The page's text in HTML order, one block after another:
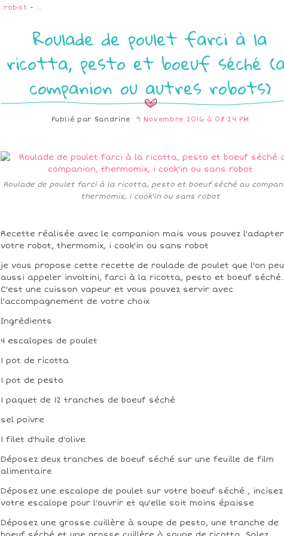
robot - …
Roulade de poulet farci à la
ricotta, pesto et boeuf séché
companion ou autres robots)
Publié par Sandrine 9 Novembre 2016 à 08:24 PM
Roulade de poulet farci à la ricotta, pesto et boeuf séché au
thermomix, i cook'in ou sans robot
Recette réalisée avec le companion mais vous pouvez
votre robot, thermomix, i cook'in ou sans robot
je vous propose cette recette de roulade de poulet que l'on
aussi appeler involtini, farci à la ricotta, pesto et boeuf séché.
C'est une cuisson vapeur et vous pouvez servir avec
l'accompagnement de votre choix
Ingrédients
4 escalopes de poulet
1 pot de ricotta
1 pot de pesto
1 paquet de 12 tranches de boeuf séché
sel poivre
1 filet d'huile d'olive
Déposez deux tranches de boeuf séché sur une feuille de film
alimentaire
Déposez une escalope de poulet sur votre boeuf séché , incisez
votre escalope pour l'ouvrir et qu'elle soit moins épaisse
Déposez une grosse cuillère à soupe de pesto, une tranche de